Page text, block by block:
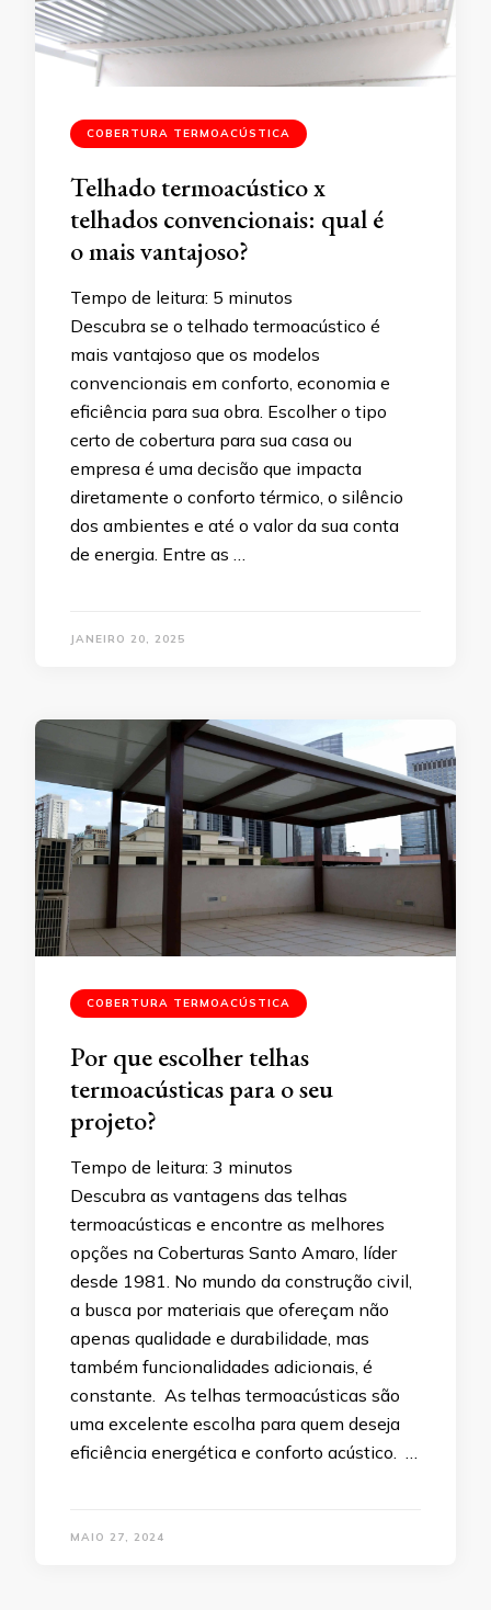
COBERTURA TERMOACÚSTICA
Telhado termoacústico x
telhados convencionais: qual é
o mais vantajoso?
Tempo de leitura: 5 minutos
Descubra se o telhado termoacústico é
mais vantajoso que os modelos
convencionais em conforto, economia e
eficiência para sua obra. Escolher o tipo
certo de cobertura para sua casa ou
empresa é uma decisão que impacta
diretamente o conforto térmico, o silêncio
dos ambientes e até o valor da sua conta
de energia. Entre as …
JANEIRO 20, 2025
COBERTURA TERMOACÚSTICA
Por que escolher telhas
termoacústicas para o seu
projeto?
Tempo de leitura: 3 minutos
Descubra as vantagens das telhas
termoacústicas e encontre as melhores
opções na Coberturas Santo Amaro, líder
desde 1981. No mundo da construção civil,
a busca por materiais que ofereçam não
apenas qualidade e durabilidade, mas
também funcionalidades adicionais, é
constante. As telhas termoacústicas são
uma excelente escolha para quem deseja
eficiência energética e conforto acústico. …
MAIO 27, 2024